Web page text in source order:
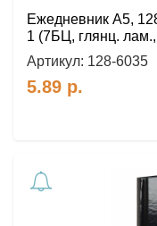
Ежедневник А5,
1 (7БЦ, глянц.
Артикул: 128-6035
5.89 р.